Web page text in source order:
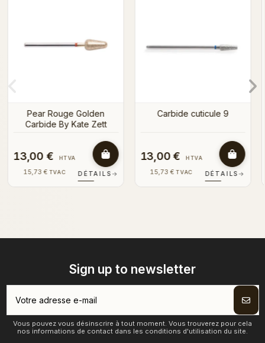
→
31,00 € HTVA
37,51 € TVAC DÉTAILS→
3,50 € HTVA
4,24 € TVAC
Sign up to newsletter
Vous pouvez vous désinscrire à tout moment. Vous trouverez pour cela
nos informations de contact dans les conditions d'utilisation du site.